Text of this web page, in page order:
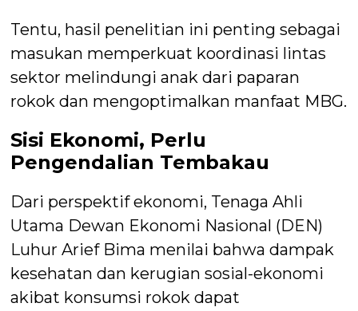
Tentu, hasil penelitian ini penting sebagai
masukan memperkuat koordinasi lintas
sektor melindungi anak dari paparan
rokok dan mengoptimalkan manfaat MBG.
Sisi Ekonomi, Perlu
Pengendalian Tembakau
Dari perspektif ekonomi, Tenaga Ahli
Utama Dewan Ekonomi Nasional (DEN)
Luhur Arief Bima menilai bahwa dampak
kesehatan dan kerugian sosial-ekonomi
akibat konsumsi rokok dapat